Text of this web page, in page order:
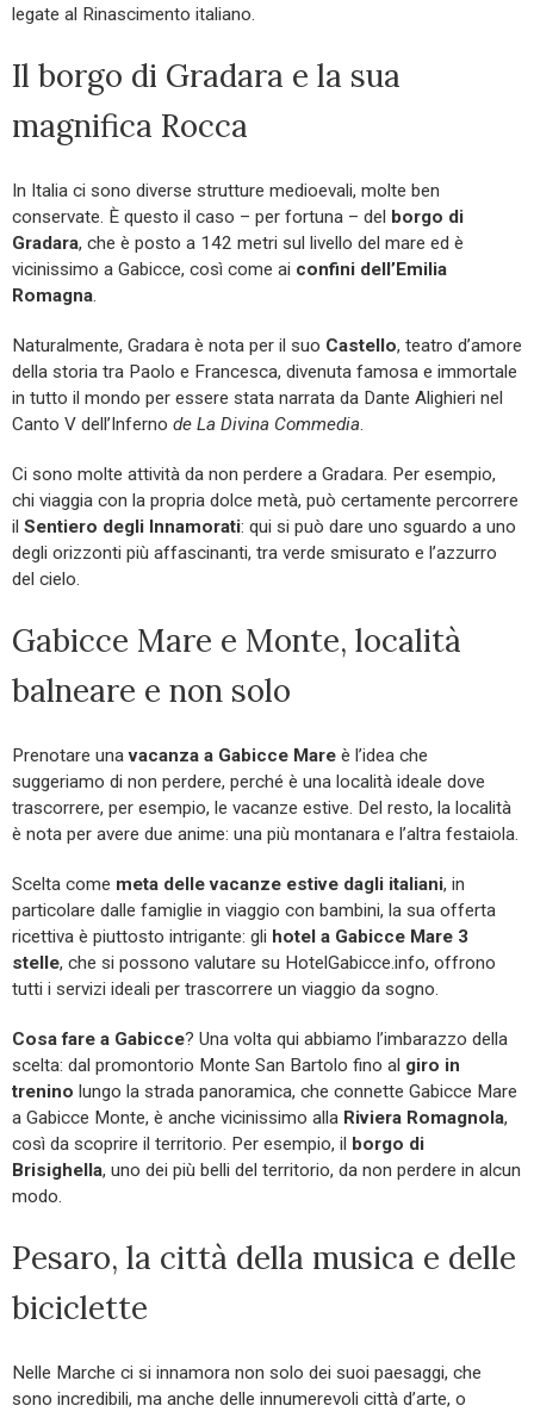
legate al Rinascimento italiano.
Il borgo di Gradara e la sua
magnifica Rocca
In Italia ci sono diverse strutture medioevali, molte ben
conservate. È questo il caso – per fortuna – del borgo di
Gradara, che è posto a 142 metri sul livello del mare ed è
vicinissimo a Gabicce, così come ai confini dell’Emilia
Romagna.
Naturalmente, Gradara è nota per il suo Castello, teatro d’amore
della storia tra Paolo e Francesca, divenuta famosa e immortale
in tutto il mondo per essere stata narrata da Dante Alighieri nel
Canto V dell’Inferno de La Divina Commedia.
Ci sono molte attività da non perdere a Gradara. Per esempio,
chi viaggia con la propria dolce metà, può certamente percorrere
il Sentiero degli Innamorati: qui si può dare uno sguardo a uno
degli orizzonti più affascinanti, tra verde smisurato e l’azzurro
del cielo.
Gabicce Mare e Monte, località
balneare e non solo
Prenotare unavacanza a Gabicce Mare è l’idea che
suggeriamo di non perdere, perché è una località ideale dove
trascorrere, per esempio, le vacanze estive. Del resto, la località
è nota per avere due anime: una più montanara e l’altra festaiola.
Scelta come meta delle vacanze estive dagli italiani, in
particolare dalle famiglie in viaggio con bambini, la sua offerta
ricettiva è piuttosto intrigante: gli hotel a Gabicce Mare 3
stelle, che si possono valutare su HotelGabicce.info, offrono
tutti i servizi ideali per trascorrere un viaggio da sogno.
Cosa fare a Gabicce? Una volta qui abbiamo l’imbarazzo della
scelta: dal promontorio Monte San Bartolo fino al giro in
trenino lungo la strada panoramica, che connette Gabicce Mare
a Gabicce Monte, è anche vicinissimo alla Riviera Romagnola,
così da scoprire il territorio. Per esempio, il borgo di
Brisighella, uno dei più belli del territorio, da non perdere in alcun
modo.
Pesaro, la città della musica e delle
biciclette
Nelle Marche ci si innamora non solo dei suoi paesaggi, che
sono incredibili, ma anche delle innumerevoli città d’arte, o